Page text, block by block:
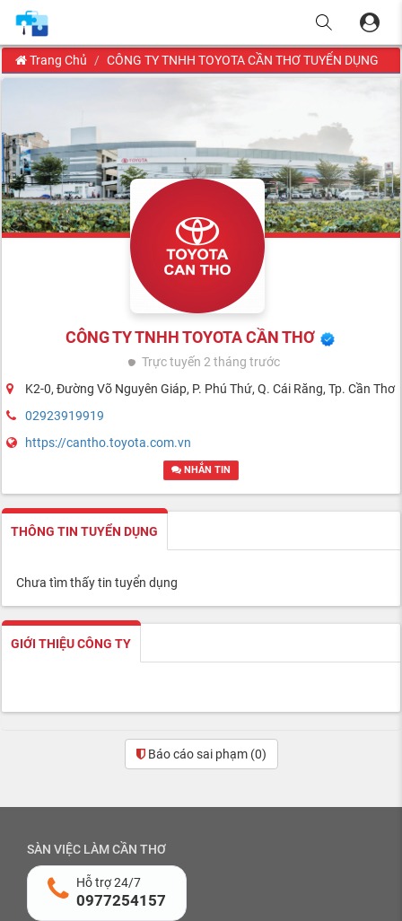
Trang Chủ CÔNG TY TNHH TOYOTA CẦN THƠ TUYỂN DỤNG
CÔNG TY TNHH TOYOTA CẦN THƠ
Trực tuyến 2 tháng trước
K2-0, Đường Võ Nguyên Giáp, P. Phú Thứ, Q. Cái Răng, Tp. Cần Thơ
02923919919
https://cantho.toyota.com.vn
NHẮN TIN
THÔNG TIN TUYỂN DỤNG
Chưa tìm thấy tin tuyển dụng
GIỚI THIỆU CÔNG TY
Báo cáo sai phạm (0)
SÀN VIỆC LÀM CẦN THƠ
Hỗ trợ 24/7
0977254157